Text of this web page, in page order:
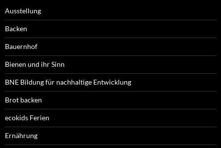
Ausstellung
Backen
Bauernhof
Bienen und ihr Sinn
BNE Bildung für nachhaltige Entwicklung
Brot backen
ecokids Ferien
Ernährung